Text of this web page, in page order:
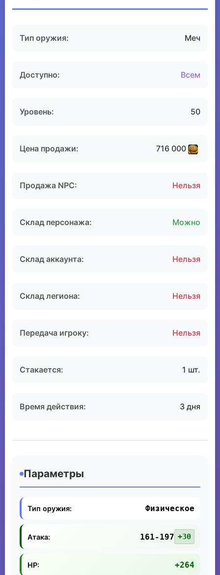
Тип оружия: Меч
Доступно: Всем
Уровень: 50
Цена продажи: 716 000
Продажа NPC: Нельзя
Склад персонажа: Можно
Склад аккаунта: Нельзя
Склад легиона: Нельзя
Передача игроку: Нельзя
Стакается: 1 шт.
Время действия: 3 дня
Параметры
Тип оружия: Физическое
Атака: 161-197 +30
HP: +264